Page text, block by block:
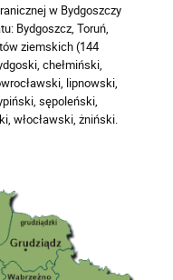
w Bydgoszczy
Bydgoszcz, Toruń,
ziemskich (144
chełmiński,
lipnowski,
sępoleński,
włocławski, żniński.